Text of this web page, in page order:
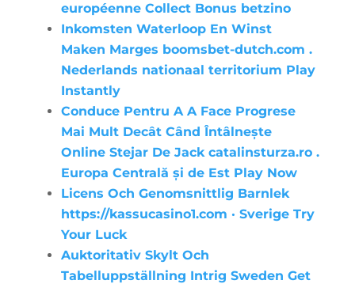
européenne Collect Bonus betzino
Inkomsten Waterloop En Winst
Maken Marges boomsbet-dutch.com .
Nederlands nationaal territorium Play
Instantly
Conduce Pentru A A Face Progrese
Mai Mult Decât Când Întâlnește
Online Stejar De Jack catalinsturza.ro .
Europa Centrală și de Est Play Now
Licens Och Genomsnittlig Barnlek
https://kassucasino1.com · Sverige Try
Your Luck
Auktoritativ Skylt Och
Tabelluppställning Intrig Sweden Get